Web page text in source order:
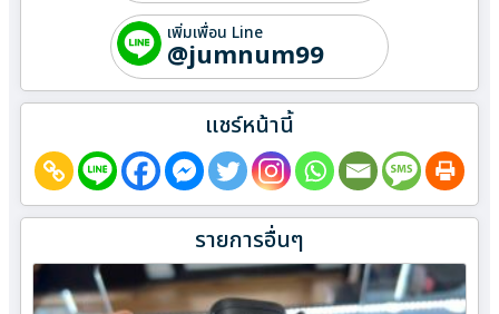
เพิ่มเพื่อน Line
@jumnum99
แชร์หน้านี้
รายการอื่นๆ